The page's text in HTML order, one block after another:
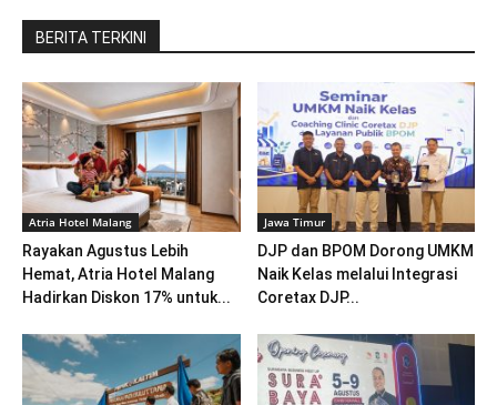
BERITA TERKINI
Atria Hotel Malang
Rayakan Agustus Lebih
Hemat, Atria Hotel Malang
Hadirkan Diskon 17% untuk...
Jawa Timur
DJP dan BPOM Dorong UMKM
Naik Kelas melalui Integrasi
Coretax DJP...